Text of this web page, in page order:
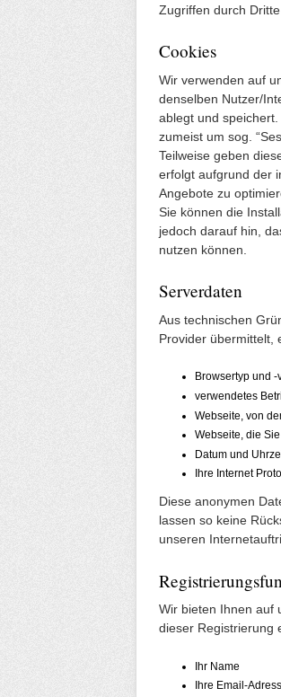
Zugriffen durch
Cookies
Wir verwenden auf
denselben Nutzer/
ablegt und
zumeist um sog.
Teilweise geben
erfolgt aufgrund der
Angebote zu
Sie können die
jedoch darauf hin,
nutzen können.
Serverdaten
Aus technischen
Provider übermittelt,
Browsertyp und -
verwendetes
Webseite, von
Webseite, die
Datum und
Ihre Internet
Diese anonymen
lassen so keine
unseren
Wir bieten Ihnen auf
dieser Registrierung
Ihr Name
Ihre Email-